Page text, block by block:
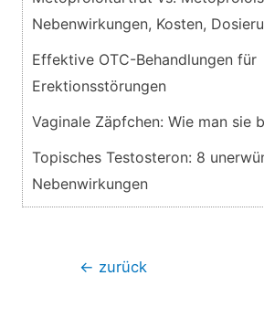
Nebenwirkungen, Kosten,
Effektive OTC-Behandlungen für
Erektionsstörungen
Vaginale Zäpfchen: Wie man sie
Topisches Testosteron: 8
Nebenwirkungen
Beitragsnavigation
← zurück